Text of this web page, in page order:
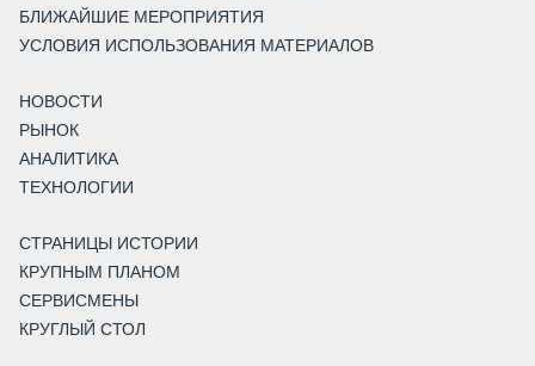
БЛИЖАЙШИЕ МЕРОПРИЯТИЯ
УСЛОВИЯ ИСПОЛЬЗОВАНИЯ МАТЕРИАЛОВ
НОВОСТИ
РЫНОК
АНАЛИТИКА
ТЕХНОЛОГИИ
СТРАНИЦЫ ИСТОРИИ
КРУПНЫМ ПЛАНОМ
СЕРВИСМЕНЫ
КРУГЛЫЙ СТОЛ